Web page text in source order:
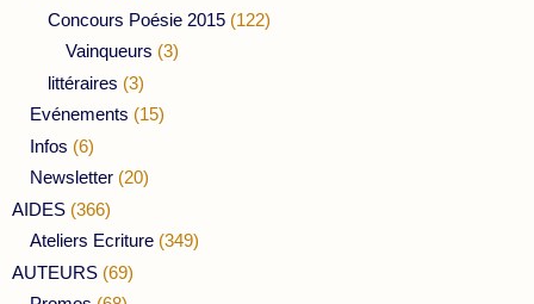
Concours Poésie 2015 (122)
Vainqueurs (3)
littéraires (3)
Evénements (15)
Infos (6)
Newsletter (20)
AIDES (366)
Ateliers Ecriture (349)
AUTEURS (69)